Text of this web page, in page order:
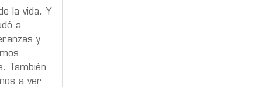
la vida. Y
a
y
También
a ver